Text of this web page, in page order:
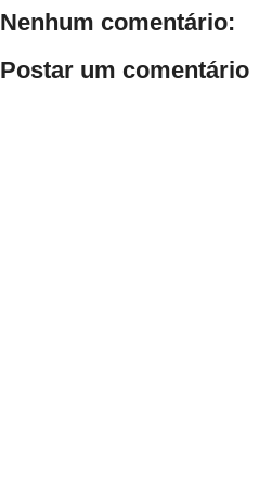
Nenhum comentário:
Postar um comentário